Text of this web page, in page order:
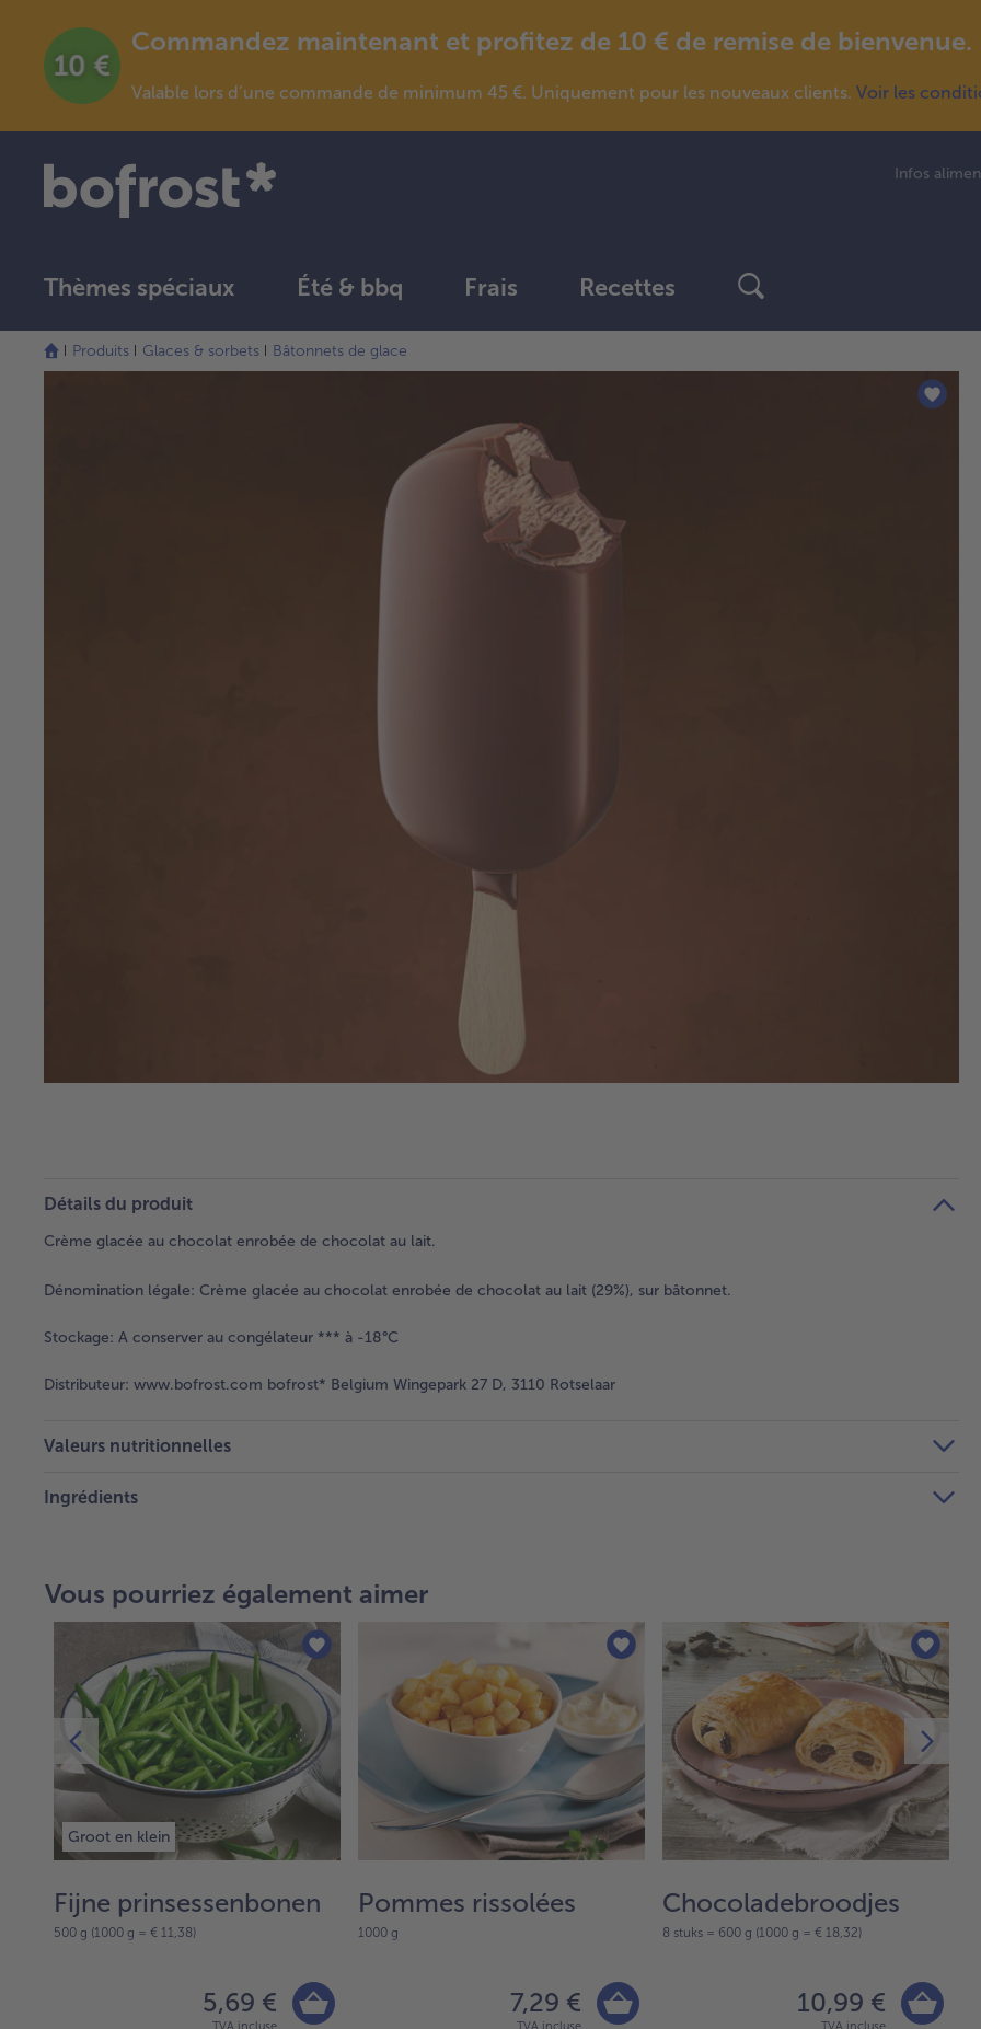
Commandez maintenant et profitez de 10 € de remise de bienvenue.
Valable lors d’une commande de minimum 45 €. Uniquement pour les nouveaux clients. Voir les
Infos
Thèmes spéciaux Été & bbq Frais Recettes
Produits Glaces & sorbets Bâtonnets de glace
Détails du produit
Crème glacée au chocolat enrobée de chocolat au lait.
Dénomination légale: Crème glacée au chocolat enrobée de chocolat au lait (29%), sur bâtonnet.
Stockage: A conserver au congélateur *** à -18°C
Distributeur: www.bofrost.com bofrost* Belgium Wingepark 27 D, 3110 Rotselaar
Valeurs nutritionnelles
Ingrédients
Vous pourriez également aimer
Groot en klein
Fijne prinsessenbonen
500 g (1000 g = € 11,38)
5,69 €
TVA incluse
Pommes rissolées
1000 g
7,29 €
TVA incluse
Chocoladebroodjes
8 stuks = 600 g (1000 g = € 18,32)
10,99 €
TVA incluse